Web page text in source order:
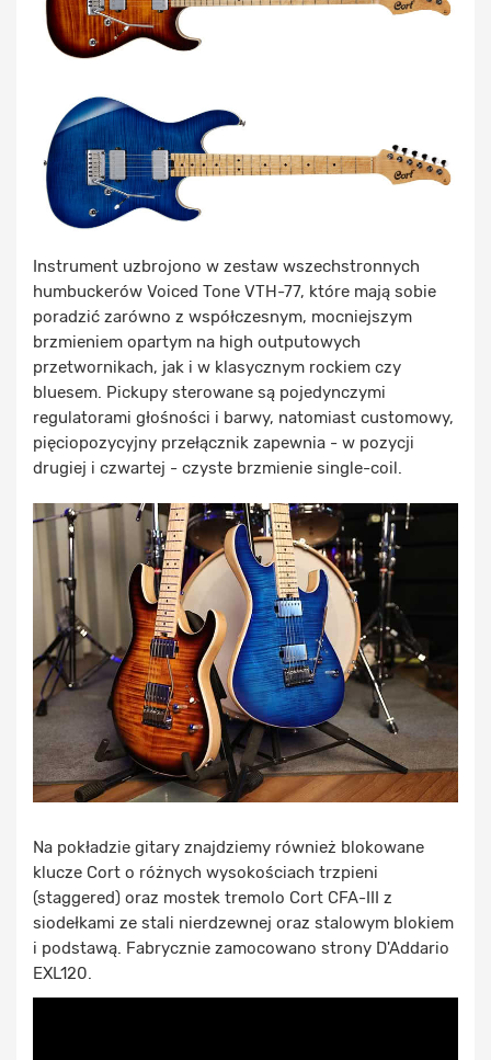
Instrument uzbrojono w zestaw wszechstronnych
humbuckerów Voiced Tone VTH-77, które mają sobie
poradzić zarówno z współczesnym, mocniejszym
brzmieniem opartym na high outputowych
przetwornikach, jak i w klasycznym rockiem czy
bluesem. Pickupy sterowane są pojedynczymi
regulatorami głośności i barwy, natomiast customowy,
pięciopozycyjny przełącznik zapewnia - w pozycji
drugiej i czwartej - czyste brzmienie single-coil.
Na pokładzie gitary znajdziemy również blokowane
klucze Cort o różnych wysokościach trzpieni
(staggered) oraz mostek tremolo Cort CFA-III z
siodełkami ze stali nierdzewnej oraz stalowym blokiem
i podstawą. Fabrycznie zamocowano strony D'Addario
EXL120.